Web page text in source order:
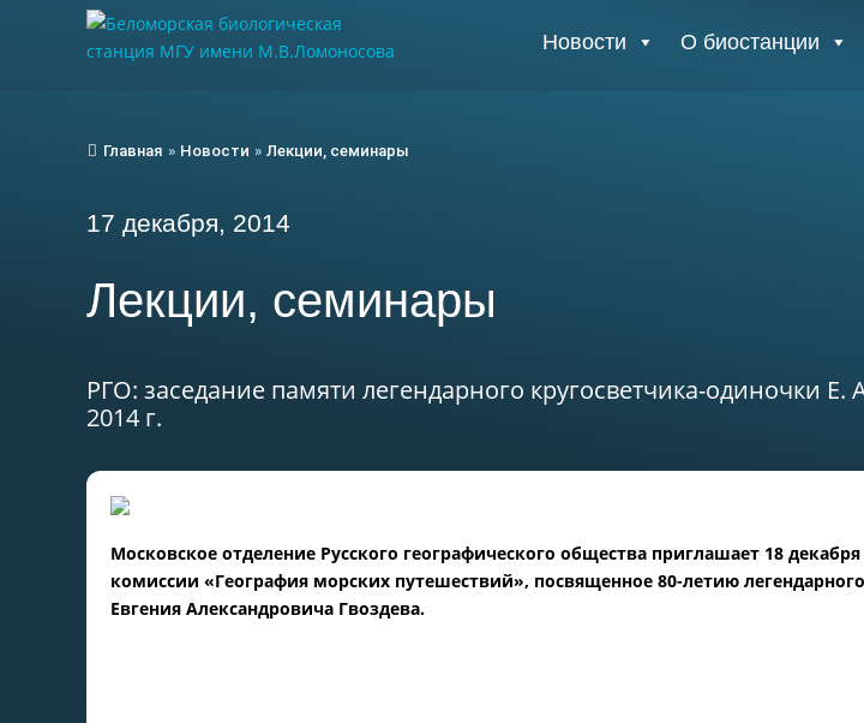
Новости О биостанции
Главная » Новости » Лекции, семинары
17 декабря, 2014
Лекции, семинары
РГО: заседание памяти легендарного кругосветчика-одиночки Е.
2014 г.
Московское отделение Русского географического общества приглашает 18 декабря
комиссии «География морских путешествий», посвященное 80-летию
Евгения Александровича Гвоздева.